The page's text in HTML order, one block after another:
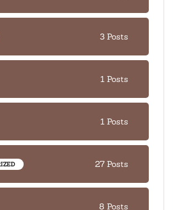
3 Posts
1 Posts
1 Posts
27 Posts
8 Posts